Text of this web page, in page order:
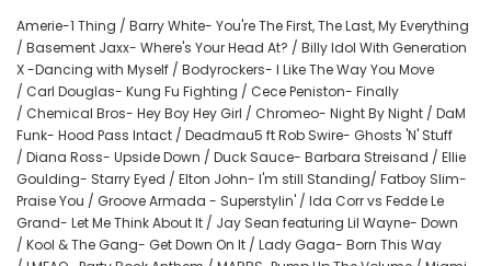
Amerie-1 Thing / Barry White- You're The First, The Last, My Everything
/ Basement Jaxx- Where's Your Head At? / Billy Idol With Generation
X -Dancing with Myself / Bodyrockers- I Like The Way You Move
/ Carl Douglas- Kung Fu Fighting / Cece Peniston- Finally
/ Chemical Bros- Hey Boy Hey Girl / Chromeo- Night By Night / DaM
Funk- Hood Pass Intact / Deadmau5 ft Rob Swire- Ghosts 'N' Stuff
/ Diana Ross- Upside Down / Duck Sauce- Barbara Streisand / Ellie
Goulding- Starry Eyed / Elton John- I'm still Standing/ Fatboy Slim-
Praise You / Groove Armada - Superstylin' / Ida Corr vs Fedde Le
Grand- Let Me Think About It / Jay Sean featuring Lil Wayne- Down
/ Kool & The Gang- Get Down On It / Lady Gaga- Born This Way